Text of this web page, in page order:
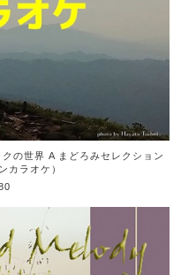
の世界 A まどろみセレクション
カラオケ）